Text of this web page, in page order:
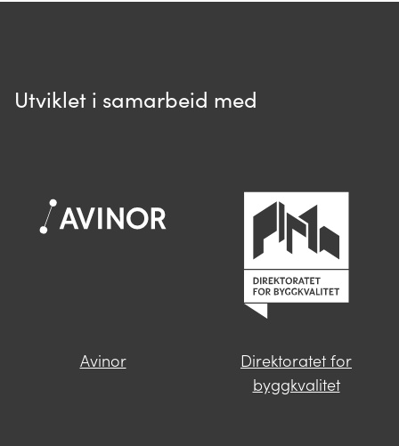
Når du skriver spørsmålet ditt, gjør vi et
søk og viser deg vår mest relevante
Finner du ikke svar på spørsmålet
Utviklet i samarbeid med
Avinor
Direktoratet for
byggkvalitet